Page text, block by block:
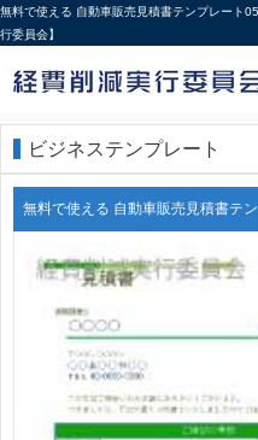
無料で使える 自動車販売見積書テンプレート
行委員会】
ビジネステンプレート
無料で使える 自動車販売見積書テ